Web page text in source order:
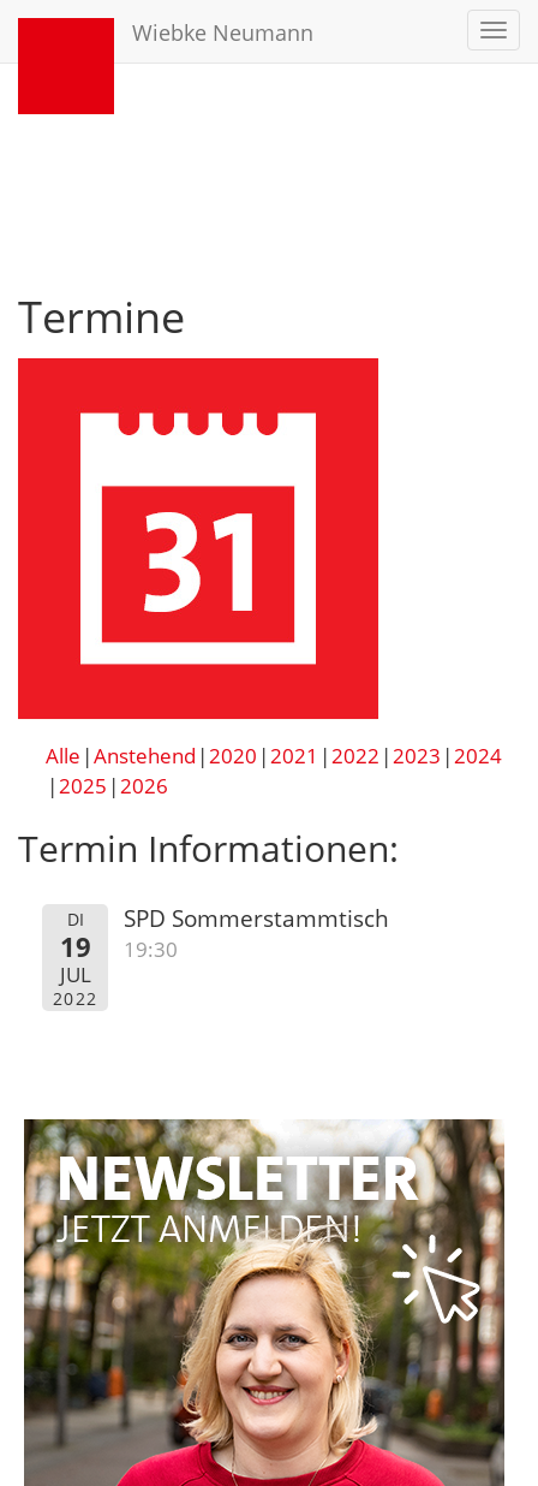
Wiebke Neumann
Termine
Alle Anstehend 2020 2021 2022 2023 2024
2025 2026
Termin Informationen:
DI
19
JUL
2022
SPD Sommerstammtisch
19:30